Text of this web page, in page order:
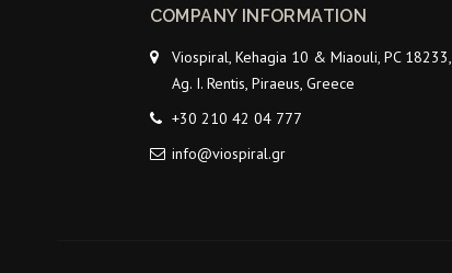
COMPANY INFORMATION
Viospiral, Kehagia 10 & Miaouli, PC 18233,
Ag. I. Rentis, Piraeus, Greece
+30 210 42 04 777
info@viospiral.gr